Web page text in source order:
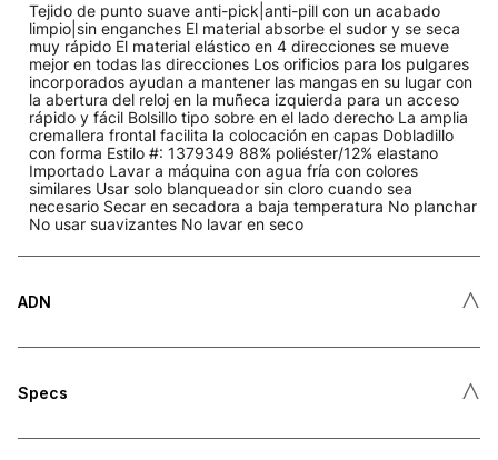
Tejido de punto suave anti-pick|anti-pill con un acabado
limpio|sin enganches El material absorbe el sudor y se seca
muy rápido El material elástico en 4 direcciones se mueve
mejor en todas las direcciones Los orificios para los pulgares
incorporados ayudan a mantener las mangas en su lugar con
la abertura del reloj en la muñeca izquierda para un acceso
rápido y fácil Bolsillo tipo sobre en el lado derecho La amplia
cremallera frontal facilita la colocación en capas Dobladillo
con forma Estilo #: 1379349 88% poliéster/12% elastano
Importado Lavar a máquina con agua fría con colores
similares Usar solo blanqueador sin cloro cuando sea
necesario Secar en secadora a baja temperatura No planchar
No usar suavizantes No lavar en seco
ADN ˄
Specs ˄